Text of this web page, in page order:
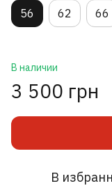
56 62 66
В наличии
3 500 грн
В